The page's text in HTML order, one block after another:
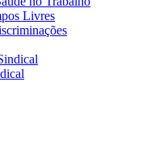
Livres